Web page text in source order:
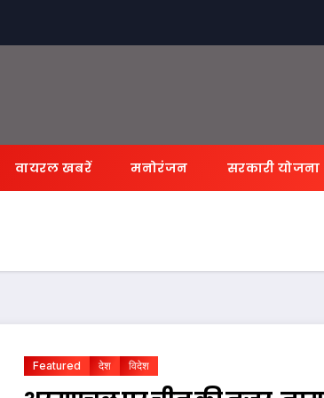
वायरल खबरें मनोरंजन सरकारी योजना
Featured देश विदेश